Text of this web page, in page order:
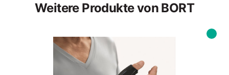
Weitere Produkte von BORT